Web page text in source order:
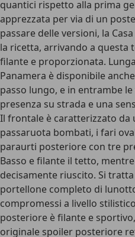
quantici rispetto alla prima
apprezzata per via di un
passare delle versioni, la
la ricetta, arrivando a questa
filante e proporzionata.
Panamera è disponibile
passo lungo, e in entrambe
presenza su strada e una
Il frontale è caratterizzato da
passaruota bombati, i fari
paraurti posteriore con tre
Basso e filante il tetto,
decisamente riuscito. Si
portellone completo di
compromessi a livello
posteriore è filante e sportivo
originale spoiler posteriore